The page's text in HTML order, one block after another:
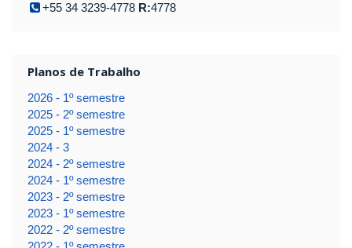
+55 34 3239-4778 R:4778
Planos de Trabalho
2026 - 1º semestre
2025 - 2º semestre
2025 - 1º semestre
2024 - 3
2024 - 2º semestre
2024 - 1º semestre
2023 - 2º semestre
2023 - 1º semestre
2022 - 2º semestre